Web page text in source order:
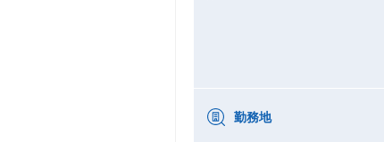
勤務地